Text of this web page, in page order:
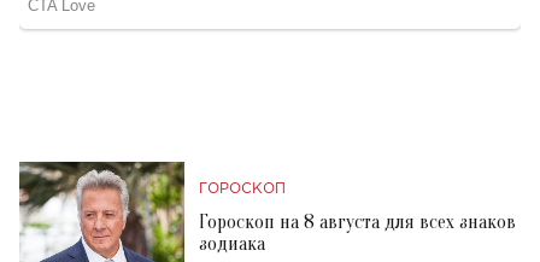
ГОРОСКОП
Гороскоп на 8 августа для всех знаков
зодиака